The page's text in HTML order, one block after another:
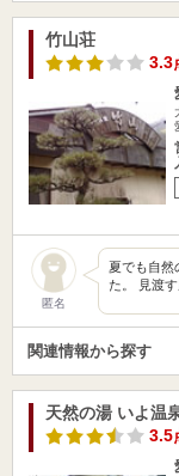
竹山荘
3.3
匿名
夏でも自然
た。 見渡
関連情報から探す
天然の湯 いよ温
3.5